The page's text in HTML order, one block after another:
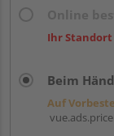
Ihr
Beim
Auf